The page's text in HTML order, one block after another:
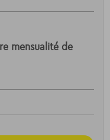
mensualité de